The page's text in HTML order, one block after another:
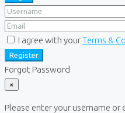
I agree with yourTerms &
Register
Forgot Password
×
Please enter your username or